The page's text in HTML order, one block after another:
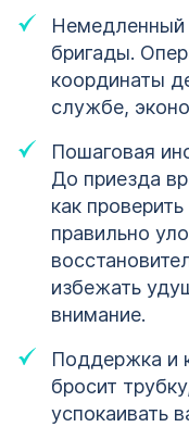
Немедленный
бригады.
координаты
службе,
Пошаговая
До приезда
как
правильно
избежать
внимание.
Поддержка и
бросит
успокаивать